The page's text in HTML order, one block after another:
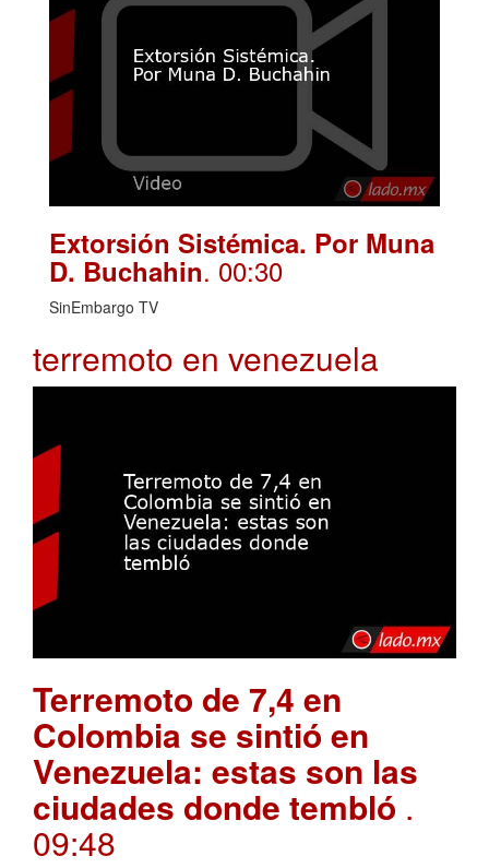
Extorsión Sistémica. Por Muna
D. Buchahin. 00:30
SinEmbargo TV
terremoto en venezuela
Terremoto de 7,4 en
Colombia se sintió en
Venezuela: estas son las
ciudades donde tembló .
09:48